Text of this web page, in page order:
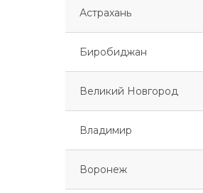
Астрахань
Биробиджан
Великий Новгород
Владимир
Воронеж